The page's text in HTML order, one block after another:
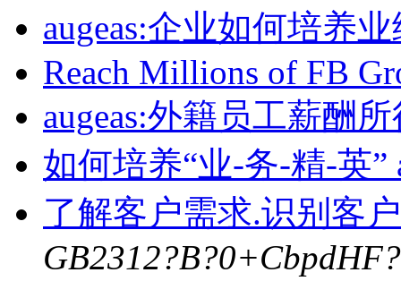
augeas:企业如何培养
Reach Millions of FB
augeas:外籍员工薪酬
如何培养“业-务-精-英”
了解客户需求.识别客